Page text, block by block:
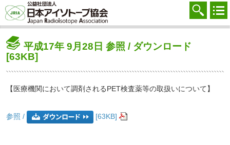
協会を知る
廃棄する
参加する
会員マイページ
平成17年 9月28日 参照 / ダウンロード
[63KB]
【医療機関において調剤されるPET検査薬等の取扱いについて】
参照 / [63KB]